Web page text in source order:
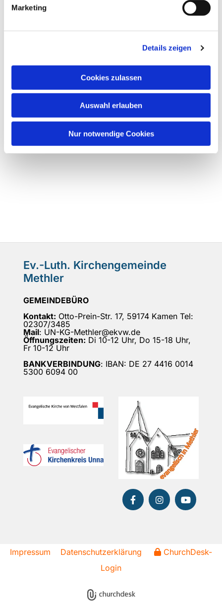
Marketing
Details zeigen
Cookies zulassen
Auswahl erlauben
Nur notwendige Cookies
Ev.-Luth. Kirchengemeinde
Methler
GEMEINDEBÜRO
Kontakt: Otto-Prein-Str. 17, 59174 Kamen Tel:
02307/3485
Mail: UN-KG-Methler@ekvw.de
Öffnungszeiten: Di 10-12 Uhr, Do 15-18 Uhr,
Fr 10-12 Uhr
BANKVERBINDUNG: IBAN: DE 27 4416 0014
5300 6094 00
Impressum Datenschutzerklärung
ChurchDesk-
Login